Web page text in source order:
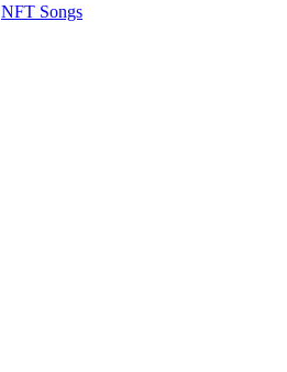
NFT Songs